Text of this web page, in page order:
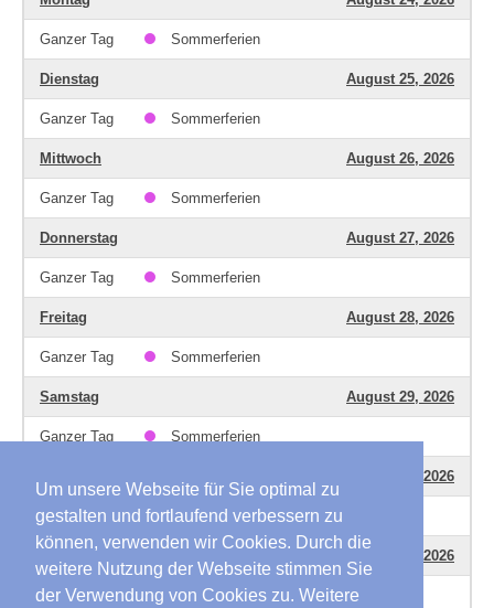
Um unsere Webseite für Sie optimal zu
gestalten und fortlaufend verbessern zu
können, verwenden wir Cookies. Durch die
weitere Nutzung der Webseite stimmen Sie
der Verwendung von Cookies zu. Weitere
Ganzer Tag Sommerferien
Dienstag August 25, 2026
Ganzer Tag Sommerferien
Mittwoch August 26, 2026
Ganzer Tag Sommerferien
Donnerstag August 27, 2026
Ganzer Tag Sommerferien
Freitag August 28, 2026
Ganzer Tag Sommerferien
Samstag August 29, 2026
Ganzer Tag Sommerferien
August 30, 2026
Ganzer Tag Sommerferien
August 31, 2026
Ganzer Tag Sommerferien